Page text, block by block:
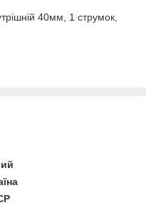
40мм, 1 струмок,